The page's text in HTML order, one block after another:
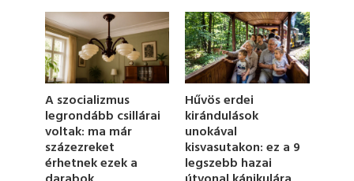
e
c
o
n
d
s
A szocializmus
legrondább csillárai
voltak: ma már
százezreket
érhetnek ezek a
Hűvös erdei
kirándulások
unokával
kisvasutakon: ez a 9
legszebb hazai